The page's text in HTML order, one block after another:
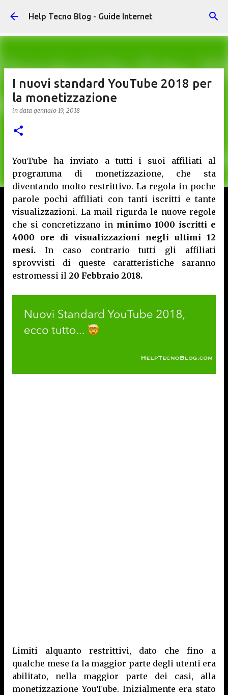
Passa ai contenuti principali
Help Tecno Blog - Guide Internet
I nuovi standard YouTube 2018 per
la monetizzazione
in data gennaio 19, 2018
YouTube ha inviato a tutti i suoi affiliati al
programma di monetizzazione, che sta
diventando molto restrittivo. La regola in poche
parole pochi affiliati con tanti iscritti e tante
visualizzazioni. La mail rigurda le nuove regole
che si concretizzano in minimo 1000 iscritti e
4000 ore di visualizzazioni negli ultimi 12
mesi. In caso contrario tutti gli affiliati
sprovvisti di queste caratteristiche saranno
estromessi il 20 Febbraio 2018.
Limiti alquanto restrittivi, dato che fino a
qualche mese fa la maggior parte degli utenti era
abilitato, nella maggior parte dei casi, alla
monetizzazione YouTube. Inizialmente era stato